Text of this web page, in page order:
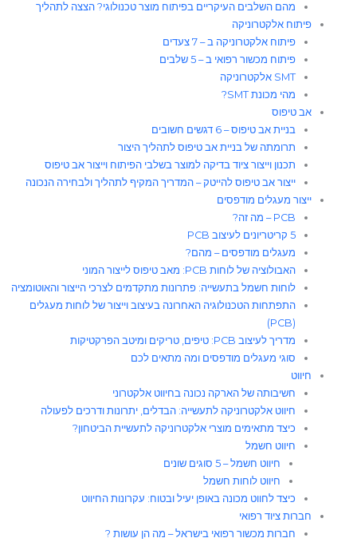
מהם השלבים העיקריים בפיתוח מוצר טכנולוגי? הצצה לתהליך
פיתוח אלקטרוניקה
פיתוח אלקטרוניקה ב – 7 צעדים
פיתוח מכשור רפואי ב – 5 שלבים
SMT אלקטרוניקה
מהי מכונת SMT?
אב טיפוס
בניית אב טיפוס – 6 דגשים חשובים
תרומתה של בניית אב טיפוס לתהליך היצור​
תכנון וייצור ציוד בדיקה למוצר בשלבי הפיתוח וייצור אב טיפוס
ייצור אב טיפוס להייטק – המדריך המקיף לתהליך ולבחירה הנכונה
ייצור מעגלים מודפסים
PCB – מה זה?
5 קריטריונים לעיצוב PCB
מעגלים מודפסים – מהם?
האבולוציה של לוחות PCB: מאב טיפוס לייצור המוני
לוחות חשמל בתעשייה: פתרונות מתקדמים לצרכי הייצור והאוטומציה
התפתחות הטכנולוגיה האחרונה בעיצוב וייצור של לוחות מעגלים
מדריך לעיצוב PCB: טיפים, טריקים ומיטב הפרקטיקות
סוגי מעגלים מודפסים ומה מתאים לכם
חיווט
חשיבותה של הארקה נכונה בחיווט אלקטרוני
חיווט אלקטרוניקה לתעשייה: הבדלים, יתרונות ודרכים לפעולה
כיצד מתאימים מוצרי אלקטרוניקה לתעשיית הביטחון?
חיווט חשמל
חיווט חשמל – 5 סוגים שונים
חיווט לוחות חשמל​
כיצד לחווט מכונה באופן יעיל ובטוח: עקרונות החיווט
חברות ציוד רפואי
חברות מכשור רפואי בישראל – מה הן עושות ?